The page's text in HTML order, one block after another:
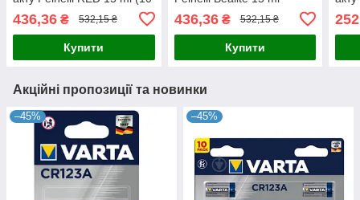
436,36 ₴ 532,15 ₴
Купити
436,36₴ 532,15 ₴
Купити
Акційні пропозиції та новинки
–45% –45%